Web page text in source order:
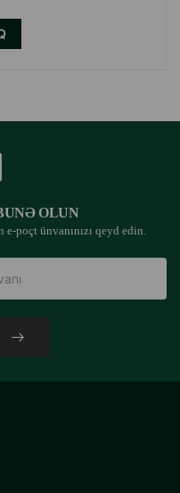
çıxışı olmalıdır.
OLUN
poçt ünvanınızı qeyd edin.